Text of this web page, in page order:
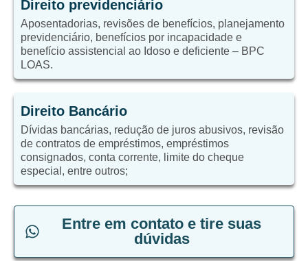
Direito previdenciário
Aposentadorias, revisões de benefícios, planejamento
previdenciário, benefícios por incapacidade e
benefício assistencial ao Idoso e deficiente – BPC
LOAS.
Direito Bancário
Dívidas bancárias, redução de juros abusivos, revisão
de contratos de empréstimos, empréstimos
consignados, conta corrente, limite do cheque
especial, entre outros;
Entre em contato e tire suas
dúvidas